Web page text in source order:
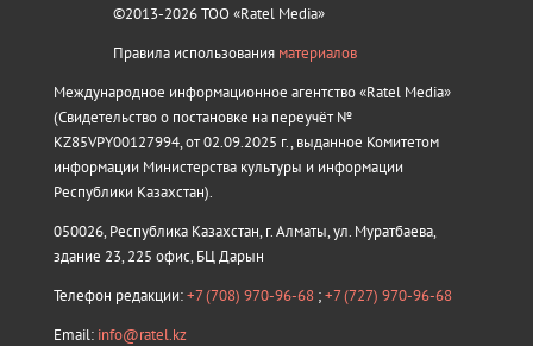
©2013-2026 ТОО «Ratel Media»
Правила использования материалов
Международное информационное агентство «Ratel Media»
(Свидетельство о постановке на переучёт №
KZ85VPY00127994, от 02.09.2025 г., выданное Комитетом
информации Министерства культуры и информации
Республики Казахстан).
050026, Республика Казахстан, г. Алматы, ул. Муратбаева,
здание 23, 225 офис, БЦ Дарын
Телефон редакции:+7 (708) 970-96-68 ;+7 (727) 970-96-68
Email: info@ratel.kz